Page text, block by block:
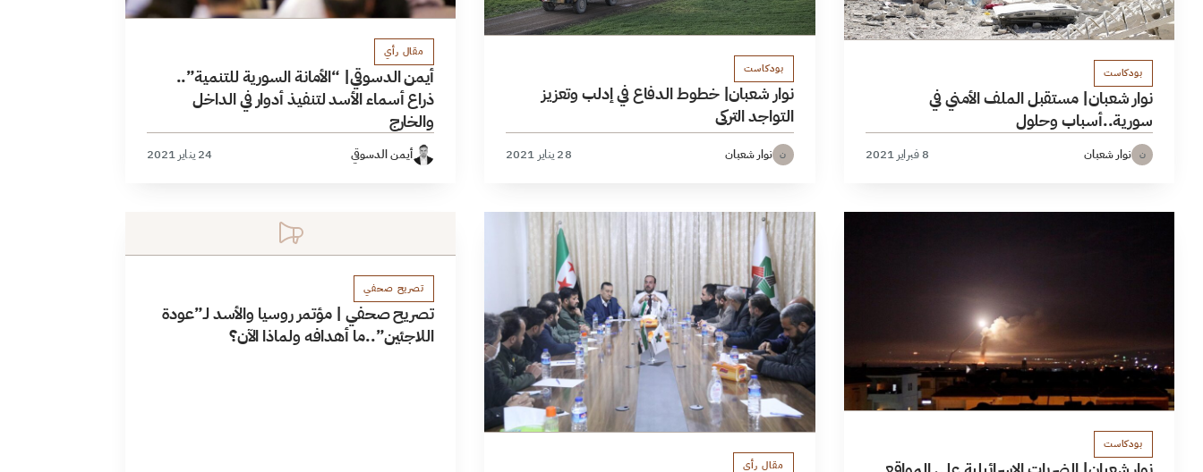
بودكاست
نوار شعبان| مستقبل الملف الأمني في
سورية..أسباب وحلول
ن نوار شعبان 8 فبراير 2021
بودكاست
نوار شعبان| خطوط الدفاع في إدلب وتعزيز
التواجد التركي
ن نوار شعبان 28 يناير 2021
مقال رأي
أيمن الدسوقي| “الأمانة السورية للتنمية”..
ذراع أسماء الأسد لتنفيذ أدوار في الداخل
والخارج
أيمن الدسوقي 24 يناير 2021
بودكاست
مقال رأي
تصريح صحفي
تصريح صحفي | مؤتمر روسيا والأسد لـ”عودة
اللاجئين”..ما أهدافه ولماذا الآن؟